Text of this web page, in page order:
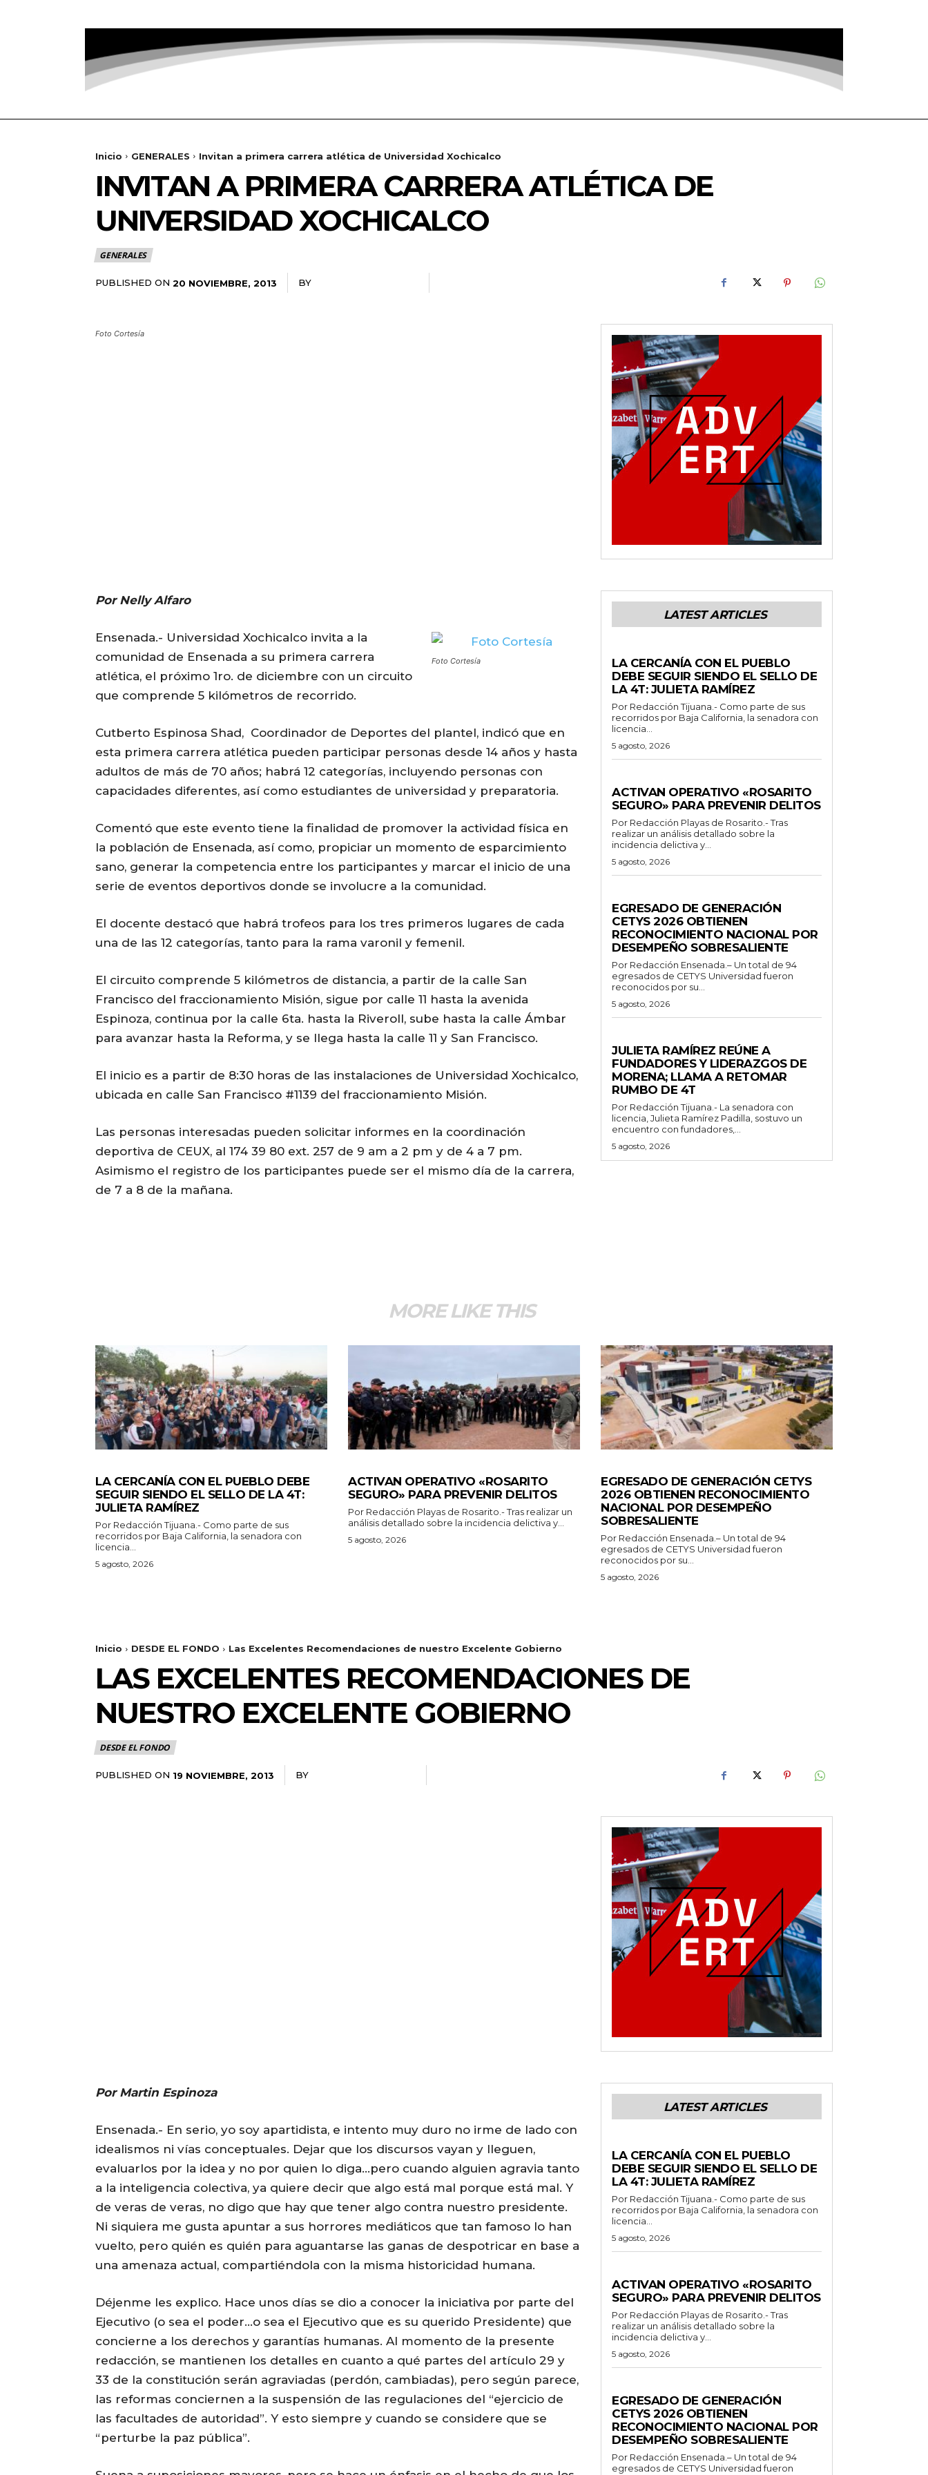
Inicio GENERALES Invitan a primera carrera atlética de Universidad Xochicalco
INVITAN A PRIMERA CARRERA ATLÉTICA DE
UNIVERSIDAD XOCHICALCO
GENERALES
PUBLISHED ON 20 NOVIEMBRE, 2013 BY
Foto Cortesía
Por Nelly Alfaro
Foto Cortesía
Ensenada.- Universidad Xochicalco invita a la
comunidad de Ensenada a su primera carrera
atlética, el próximo 1ro. de diciembre con un circuito
que comprende 5 kilómetros de recorrido.
Cutberto Espinosa Shad, Coordinador de Deportes del plantel, indicó que en
esta primera carrera atlética pueden participar personas desde 14 años y hasta
adultos de más de 70 años; habrá 12 categorías, incluyendo personas con
capacidades diferentes, así como estudiantes de universidad y preparatoria.
Comentó que este evento tiene la finalidad de promover la actividad física en
la población de Ensenada, así como, propiciar un momento de esparcimiento
sano, generar la competencia entre los participantes y marcar el inicio de una
serie de eventos deportivos donde se involucre a la comunidad.
El docente destacó que habrá trofeos para los tres primeros lugares de cada
una de las 12 categorías, tanto para la rama varonil y femenil.
El circuito comprende 5 kilómetros de distancia, a partir de la calle San
Francisco del fraccionamiento Misión, sigue por calle 11 hasta la avenida
Espinoza, continua por la calle 6ta. hasta la Riveroll, sube hasta la calle Ámbar
para avanzar hasta la Reforma, y se llega hasta la calle 11 y San Francisco.
El inicio es a partir de 8:30 horas de las instalaciones de Universidad Xochicalco,
ubicada en calle San Francisco #1139 del fraccionamiento Misión.
Las personas interesadas pueden solicitar informes en la coordinación
deportiva de CEUX, al 174 39 80 ext. 257 de 9 am a 2 pm y de 4 a 7 pm.
Asimismo el registro de los participantes puede ser el mismo día de la carrera,
de 7 a 8 de la mañana.
LATEST ARTICLES
LA CERCANÍA CON EL PUEBLO
DEBE SEGUIR SIENDO EL SELLO DE
LA 4T: JULIETA RAMÍREZ
Por Redacción Tijuana.- Como parte de sus
recorridos por Baja California, la senadora con
licencia...
5 agosto, 2026
ACTIVAN OPERATIVO «ROSARITO
SEGURO» PARA PREVENIR DELITOS
Por Redacción Playas de Rosarito.- Tras
realizar un análisis detallado sobre la
incidencia delictiva y...
5 agosto, 2026
EGRESADO DE GENERACIÓN
CETYS 2026 OBTIENEN
RECONOCIMIENTO NACIONAL POR
DESEMPEÑO SOBRESALIENTE
Por Redacción Ensenada.– Un total de 94
egresados de CETYS Universidad fueron
reconocidos por su...
5 agosto, 2026
JULIETA RAMÍREZ REÚNE A
FUNDADORES Y LIDERAZGOS DE
MORENA; LLAMA A RETOMAR
RUMBO DE 4T
Por Redacción Tijuana.- La senadora con
licencia, Julieta Ramírez Padilla, sostuvo un
encuentro con fundadores,...
5 agosto, 2026
MORE LIKE THIS
LA CERCANÍA CON EL PUEBLO DEBE
SEGUIR SIENDO EL SELLO DE LA 4T:
JULIETA RAMÍREZ
Por Redacción Tijuana.- Como parte de sus
recorridos por Baja California, la senadora con
licencia...
5 agosto, 2026
ACTIVAN OPERATIVO «ROSARITO
SEGURO» PARA PREVENIR DELITOS
Por Redacción Playas de Rosarito.- Tras realizar un
análisis detallado sobre la incidencia delictiva y...
5 agosto, 2026
EGRESADO DE GENERACIÓN CETYS
2026 OBTIENEN RECONOCIMIENTO
NACIONAL POR DESEMPEÑO
SOBRESALIENTE
Por Redacción Ensenada.– Un total de 94
egresados de CETYS Universidad fueron
reconocidos por su...
5 agosto, 2026